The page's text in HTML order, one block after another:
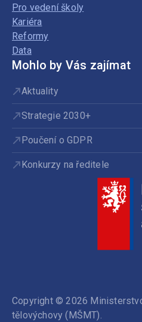
Pro vedení školy
Kariéra
Reformy
Data
Mohlo by Vás zajímat
Aktuality
Strategie 2030+
Poučení o GDPR
Konkurzy na ředitele
Copyright © 2026
tělovýchovy (MŠMT).